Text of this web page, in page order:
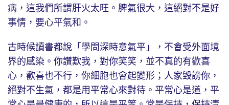
病，這我們所謂肝火太旺。脾氣很大，這絕對不是好
事情，要心平氣和。
古時候讀書都說「學問深時意氣平」，不會受外面境
界的感染。你讚歎我，對你笑笑，並不真的有歡喜
心，歡喜也不行，你細胞也會起變形；人家毀謗你，
絕對不生氣，都是用平常心來對待。平常心是道，平